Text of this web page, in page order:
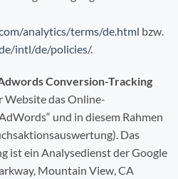
analytics/terms/de.html bzw.
intl/de/policies/.
Conversion-Tracking
Website das Online-
und in diesem Rahmen
Das
ist ein Analysedienst der Google
Mountain View, CA